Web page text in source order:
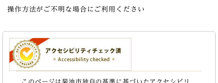
操作方法がご不明な場合にご利用ください
このページは菊池市独自の基準に基づいたアクセシビリ